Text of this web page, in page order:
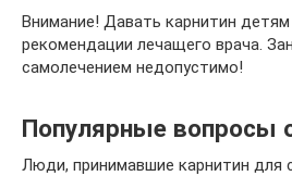
Внимание! Давать карнитин
рекомендации лечащего врача.
самолечением недопустимо!
Популярные вопросы
Люди, принимавшие карнитин для